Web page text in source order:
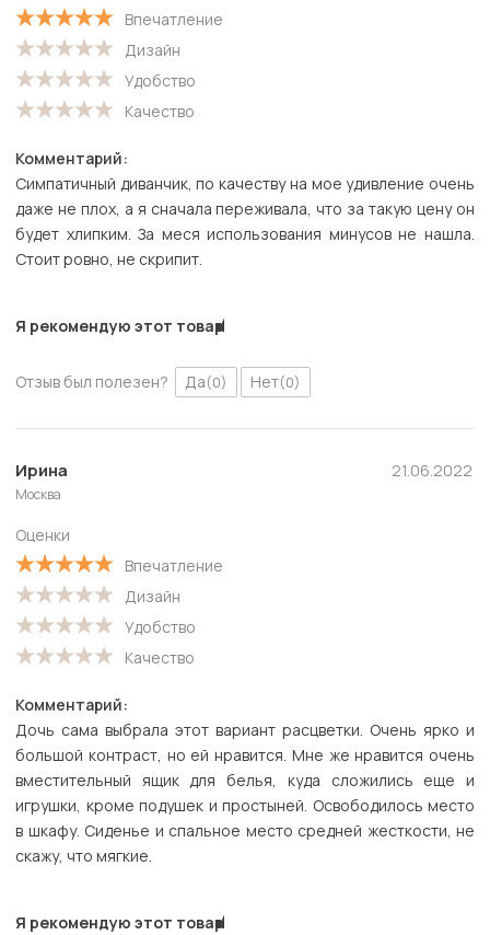
Впечатление
Дизайн
Удобство
Качество
Комментарий:
Симпатичный диванчик, по качеству на мое удивление очень
даже не плох, а я сначала переживала, что за такую цену он
будет хлипким. За меся использования минусов не нашла.
Стоит ровно, не скрипит.
Я рекомендую этот товар
Отзыв был полезен? Да(0) Нет(0)
Ирина
Москва
Оценки
Впечатление
Дизайн
Удобство
Качество
21.06.2022
Комментарий:
Дочь сама выбрала этот вариант расцветки. Очень ярко и
большой контраст, но ей нравится. Мне же нравится очень
вместительный ящик для белья, куда сложились еще и
игрушки, кроме подушек и простыней. Освободилось место
в шкафу. Сиденье и спальное место средней жесткости, не
скажу, что мягкие.
Я рекомендую этот товар